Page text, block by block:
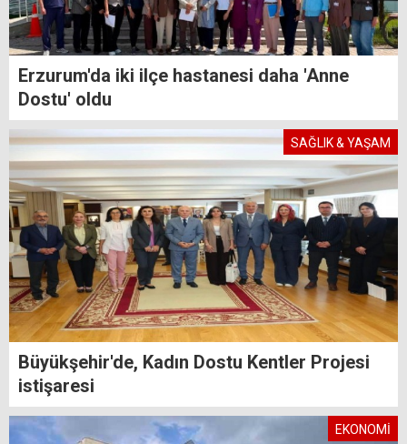
Erzurum'da iki ilçe hastanesi daha 'Anne
Dostu' oldu
SAĞLIK & YAŞAM
Büyükşehir'de, Kadın Dostu Kentler Projesi
istişaresi
EKONOMİ